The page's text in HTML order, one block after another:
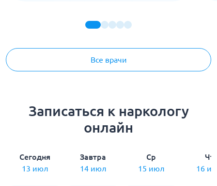
Все врачи
Записаться к наркологу
онлайн
Сегодня
13 июл
Завтра
14 июл
Ср
15 июл
Чт
16